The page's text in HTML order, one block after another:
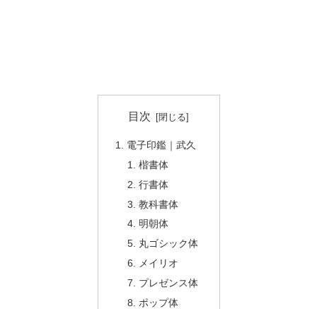
目次
電子印鑑｜武久
楷書体
行書体
教科書体
明朝体
丸ゴシック体
メイリオ
プレゼンス体
ポップ体